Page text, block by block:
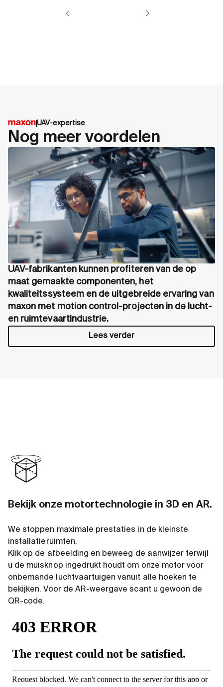
UAV-expertise
Nog meer voordelen
UAV-fabrikanten kunnen profiteren van de op
maat gemaakte componenten, het
kwaliteitssysteem en de uitgebreide ervaring van
maxon met motion control-projecten in de lucht-
en ruimtevaartindustrie.
Lees verder
Bekijk onze motortechnologie in 3D en AR.
We stoppen maximale prestaties in de kleinste
installatieruimten.
Klik op de afbeelding en beweeg de aanwijzer terwijl
u de muisknop ingedrukt houdt om onze motor voor
onbemande luchtvaartuigen vanuit alle hoeken te
bekijken. Voor de AR-weergave scant u gewoon de
QR-code.